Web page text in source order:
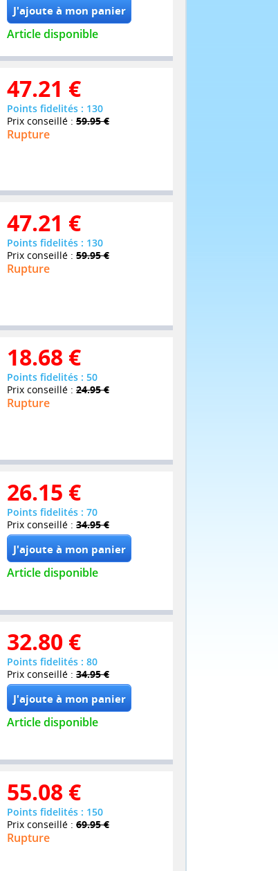
Article disponible
47.21 €
Points fidelités : 130
Prix conseillé : 59.95 €
Rupture
47.21 €
Points fidelités : 130
Prix conseillé : 59.95 €
Rupture
18.68 €
Points fidelités : 50
Prix conseillé : 24.95 €
Rupture
26.15 €
Points fidelités : 70
Prix conseillé : 34.95 €
Article disponible
32.80 €
Points fidelités : 80
Prix conseillé : 34.95 €
Article disponible
55.08 €
Points fidelités : 150
Prix conseillé : 69.95 €
Rupture